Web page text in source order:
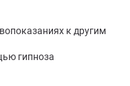
к другим
гипноза